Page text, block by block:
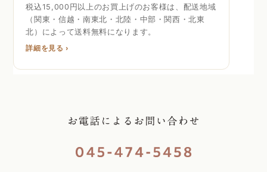
税込15,000円以上のお買上げのお客様は、配送地域
（関東・信越・南東北・北陸・中部・関西・北東
北）によって送料無料になります。
詳細を見る ›